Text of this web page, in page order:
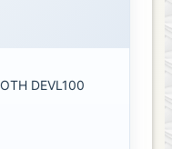
DEVL100